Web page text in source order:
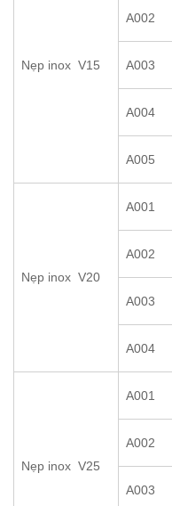
Nẹp inox V15
A002
A003
A004
A005
Nẹp inox V20
A001
A002
A003
A004
Nẹp inox V25
A001
A002
A003